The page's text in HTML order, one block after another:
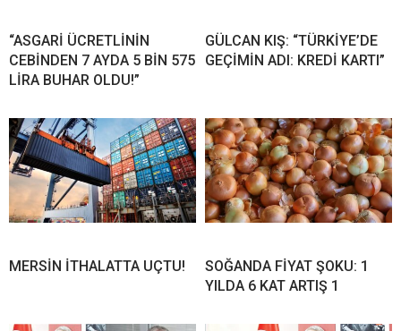
“ASGARİ ÜCRETLİNİN
CEBİNDEN 7 AYDA 5 BİN 575
LİRA BUHAR OLDU!”
GÜLCAN KIŞ: “TÜRKİYE’DE
GEÇİMİN ADI: KREDİ KARTI”
MERSİN İTHALATTA UÇTU!
SOĞANDA FİYAT ŞOKU: 1
YILDA 6 KAT ARTIŞ 1